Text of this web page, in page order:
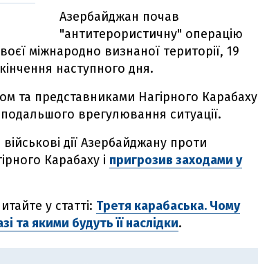
Азербайджан почав
"антитерористичну" операцію
міжнародно визнаної території, 19
наступного дня.
та представниками Нагірного Карабаху
врегулювання ситуації.
дії Азербайджану проти
Карабаху і пригрозив заходами у
у статті: Третя карабаська. Чому
та якими будуть її наслідки.